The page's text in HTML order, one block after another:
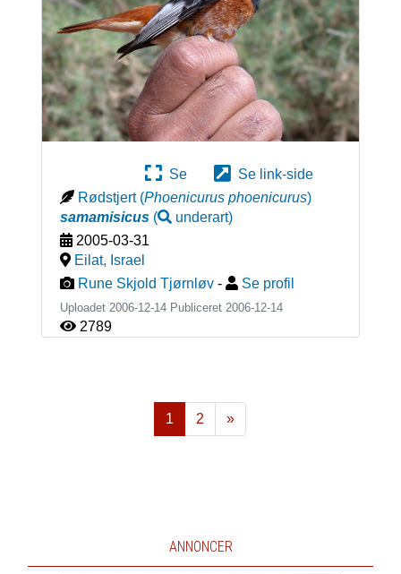
Se
Se link-side
Rødstjert (Phoenicurus phoenicurus)
samamisicus( underart)
2005-03-31
Eilat, Israel
Rune Skjold Tjørnløv - Se profil
Uploadet 2006-12-14 Publiceret 2006-12-14
2789
1 2
»
Næste
ANNONCER